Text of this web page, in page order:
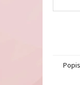
Popis